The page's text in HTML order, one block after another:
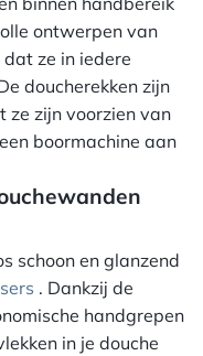
ontwerpen van
ze in iedere
doucherekken zijn
ze zijn voorzien van
boormachine aan
schoon en glanzend
. Dankzij de
handgrepen
in je douche